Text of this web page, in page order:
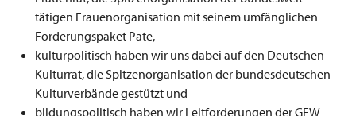
tätigen Frauenorganisation mit seinem umfänglichen
Forderungspaket Pate,
kulturpolitisch haben wir uns dabei auf den Deutschen
Kulturrat, die Spitzenorganisation der bundesdeutschen
Kulturverbände gestützt und
bildungspolitisch haben wir Leitforderungen der GEW